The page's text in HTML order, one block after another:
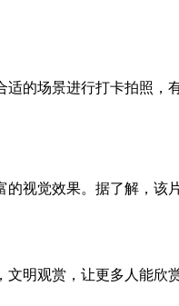
的场景进行打卡拍照，
视觉效果。据了解，该
明观赏，让更多人能欣